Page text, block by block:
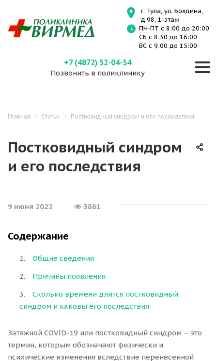
г. Тула, ул. Болдина,
д.98, 1-этаж
ПН-ПТ с 8:00 до 20:00
СБ с 8:30 до 16:00
ВС с 9:00 до 15:00
+7 (4872) 52-04-54
Позвонить в поликлинику
Главная Статьи Постковидный синдром и его последствия
Постковидный синдром
и его последствия
9 июня 2022 3861
Содержание
Общие сведения
Причины появления
Сколько времени длится постковидный
синдром и каковы его последствия
Затяжной COVID-19 или постковидный синдром – это
термин, которым обозначают физически и
психические изменения вследствие перенесенной